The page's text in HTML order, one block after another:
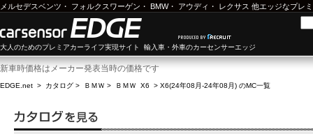
メルセデスベンツ ・ フォルクスワーゲン ・ BMW・ アウディ ・ レクサス 他エッジなプレ
大人のためのプレミアカーライフ実現サイト 輸入車・外車のカーセンサーエッジ
新車時価格はメーカー発表当時の価格です
EDGE.net > カタログ > ＢＭＷ > ＢＭＷ X6 > X6(24年08月-24年08月) のMC一覧